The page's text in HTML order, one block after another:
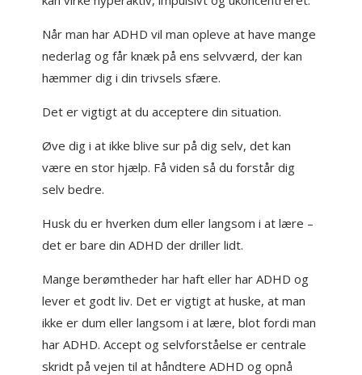
Når man har ADHD vil man opleve at have mange
nederlag og får knæk på ens selvværd, der kan
hæmmer dig i din trivsels sfære.
Det er vigtigt at du acceptere din situation.
Øve dig i at ikke blive sur på dig selv, det kan
være en stor hjælp. Få viden så du forstår dig
selv bedre.
Husk du er hverken dum eller langsom i at lære –
det er bare din ADHD der driller lidt.
Mange berømtheder har haft eller har ADHD og
lever et godt liv. Det er vigtigt at huske, at man
ikke er dum eller langsom i at lære, blot fordi man
har ADHD. Accept og selvforståelse er centrale
skridt på vejen til at håndtere ADHD og opnå